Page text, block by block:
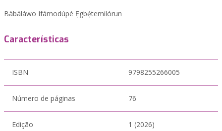
Bàbáláwo Ifámodúpé Ẹgbẹ́temilórun
Características
ISBN 9798255266005
Número de páginas 76
Edição 1 (2026)